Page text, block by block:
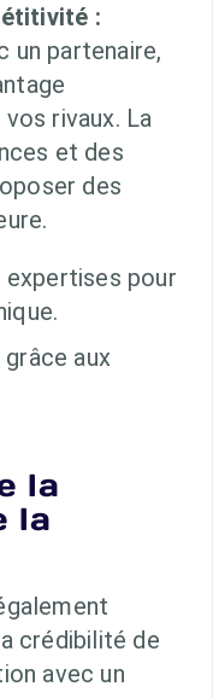
:
un partenaire,
rivaux. La
et des
des
expertises pour
aux
la
la
crédibilité de
avec un